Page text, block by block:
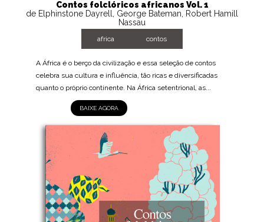
Contos folclóricos africanos Vol. 1
de Elphinstone Dayrell, George Bateman, Robert Hamill
Nassau
africa contos
A África é o berço da civilização e essa seleção de contos
celebra sua cultura e influência, tão ricas e diversificadas
quanto o próprio continente. Na África setentrional, as...
BAIXE AGORA